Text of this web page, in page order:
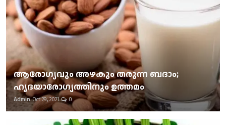
ആരോഗ്യവും അഴകും തരുന്ന ബദാം;
ഹൃദയാരോഗ്യത്തിനും ഉത്തമം
Admin Oct 29, 2021 0